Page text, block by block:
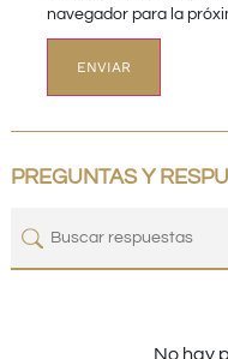
navegador para la
PREGUNTAS Y
No hay